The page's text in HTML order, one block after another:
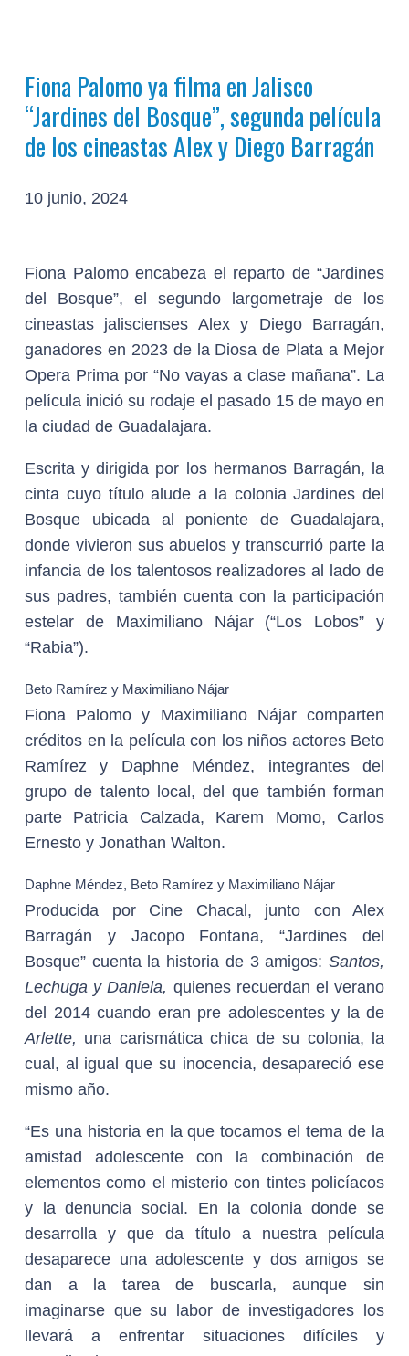
Fiona Palomo ya filma en Jalisco
“Jardines del Bosque”, segunda película
de los cineastas Alex y Diego Barragán
10 junio, 2024
Fiona Palomo encabeza el reparto de “Jardines
del Bosque”, el segundo largometraje de los
cineastas jaliscienses Alex y Diego Barragán,
ganadores en 2023 de la Diosa de Plata a Mejor
Opera Prima por “No vayas a clase mañana”. La
película inició su rodaje el pasado 15 de mayo en
la ciudad de Guadalajara.
Escrita y dirigida por los hermanos Barragán, la
cinta cuyo título alude a la colonia Jardines del
Bosque ubicada al poniente de Guadalajara,
donde vivieron sus abuelos y transcurrió parte la
infancia de los talentosos realizadores al lado de
sus padres, también cuenta con la participación
estelar de Maximiliano Nájar (“Los Lobos” y
“Rabia”).
Beto Ramírez y Maximiliano Nájar
Fiona Palomo y Maximiliano Nájar comparten
créditos en la película con los niños actores Beto
Ramírez y Daphne Méndez, integrantes del
grupo de talento local, del que también forman
parte Patricia Calzada, Karem Momo, Carlos
Ernesto y Jonathan Walton.
Daphne Méndez, Beto Ramírez y Maximiliano Nájar
Producida por Cine Chacal, junto con Alex
Barragán y Jacopo Fontana, “Jardines del
Bosque” cuenta la historia de 3 amigos: Santos,
Lechuga y Daniela, quienes recuerdan el verano
del 2014 cuando eran pre adolescentes y la de
Arlette, una carismática chica de su colonia, la
cual, al igual que su inocencia, desapareció ese
mismo año.
“Es una historia en la que tocamos el tema de la
amistad adolescente con la combinación de
elementos como el misterio con tintes policíacos
y la denuncia social. En la colonia donde se
desarrolla y que da título a nuestra película
desaparece una adolescente y dos amigos se
dan a la tarea de buscarla, aunque sin
imaginarse que su labor de investigadores los
llevará a enfrentar situaciones difíciles y